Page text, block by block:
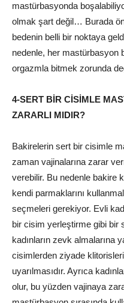
mastürbasyonda
olmak şart değil… Burada
bedenin belli bir noktaya
nedenle, her mastürbasyon
orgazmla bitmek zorunda
4-SERT BİR CİSİMLE
ZARARLI MIDIR?
Bakirelerin sert bir cisimle
zaman vajinalarına zarar
verebilir. Bu nedenle bakire
kendi parmaklarını
seçmeleri gerekiyor. Evli
bir cisim yerleştirme gibi bir
kadınların zevk almalarına
cisimlerden ziyade
uyarılmasıdır. Ayrıca
olur, bu yüzden vajinaya